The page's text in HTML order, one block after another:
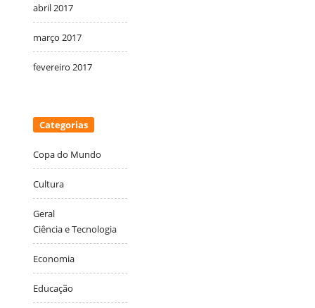
abril 2017
março 2017
fevereiro 2017
Categorias
Copa do Mundo
Cultura
Geral
Ciência e Tecnologia
Economia
Educação